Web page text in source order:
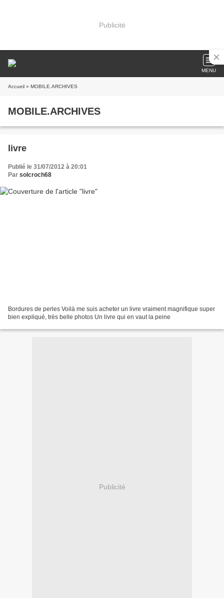
Publicité
MENU
Accueil » MOBILE.ARCHIVES
MOBILE.ARCHIVES
livre
Publié le 31/07/2012 à 20:01
Par solcroch68
Bordures de perles Voilà me suis acheter un livre vraiment magnifique super
bien expliqué, très belle photos Un livre qui en vaut la peine
Publicité